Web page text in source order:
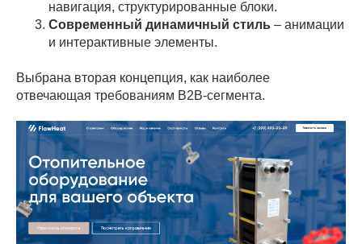
навигация, структурированные блоки.
Современный динамичный стиль – анимации
и интерактивные элементы.
Выбрана вторая концепция, как наиболее
отвечающая требованиям B2B-сегмента.